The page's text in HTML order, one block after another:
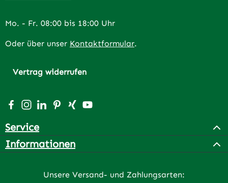
Mo. - Fr. 08:00 bis 18:00 Uhr
Oder über unser Kontaktformular.
Vertrag widerrufen
Besuche uns auf Facebook – öffnet in neuem Tab
Schau auf Instagram vorbei – öffnet in neuem Tab
Vernetze dich mit uns auf LinkedIn – öffnet in
Lass dich auf Pinterest inspirieren – öffnet
Vernetze dich mit uns auf Xing – öffnet
Sieh dir unsere Videos auf YouTube
Service
Informationen
Unsere Versand- und Zahlungsarten: